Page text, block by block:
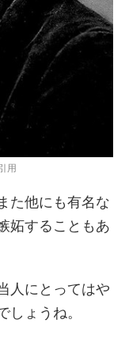
用
た他にも有名な
妬することもあ
人にとってはや
しょうね。